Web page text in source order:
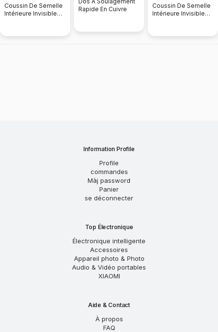
Coussin De Semelle
Intérieure Invisible
Rapide En Cuivre
Coussin De Semelle
Intérieure Invisible
Information Profile
Profile
commandes
Màj password
Panier
se déconnecter
Top Électronique
Électronique intelligente
Accessoires
Appareil photo & Photo
Audio & Vidéo portables
XIAOMI
Aide & Contact
À propos
FAQ